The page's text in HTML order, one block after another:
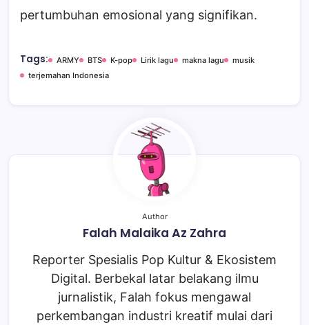
pertumbuhan emosional yang signifikan.
Tags: ARMY BTS K-pop Lirik lagu makna lagu
musik
terjemahan Indonesia
Author
Falah Malaika Az Zahra
Reporter Spesialis Pop Kultur & Ekosistem
Digital. Berbekal latar belakang ilmu
jurnalistik, Falah fokus mengawal
perkembangan industri kreatif mulai dari